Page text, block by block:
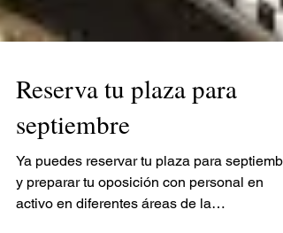
Reserva tu plaza para
septiembre
Ya puedes reservar tu plaza para
y preparar tu oposición con personal en